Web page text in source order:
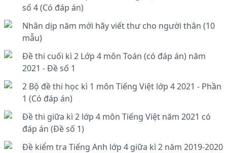
số 4 (Có đáp án)
Nhân dịp năm mới hãy viết thư cho người thân (10
mẫu)
Đề thi cuối kì 2 Lớp 4 môn Toán (có đáp án) năm
2021 - Đề số 1
2 Bộ đề thi học kì 1 môn Tiếng Việt lớp 4 2021 - Phần
1 (Có đáp án)
Đề thi giữa kì 2 lớp 4 môn Tiếng Việt năm 2021 có
đáp án (Đề số 1)
Đề kiểm tra Tiếng Anh lớp 4 giữa kì 2 năm 2019-2020